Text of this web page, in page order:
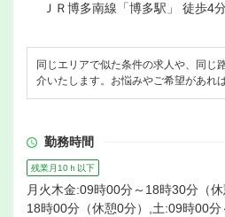
ＪＲ博多南線「博多駅」 徒歩4
同じエリアで似た条件の求人や、同じ
介いたします。お悩みやご希望があれ
勤務時間
残業月10ｈ以下
月火木金:09時00分～18時30分（
18時00分（休憩0分）,土:09時00分